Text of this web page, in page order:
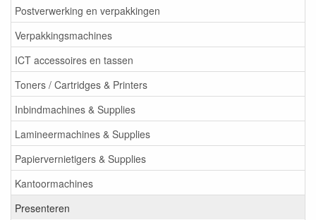
Postverwerking en verpakkingen
Verpakkingsmachines
ICT accessoires en tassen
Toners / Cartridges & Printers
Inbindmachines & Supplies
Lamineermachines & Supplies
Papiervernietigers & Supplies
Kantoormachines
Presenteren